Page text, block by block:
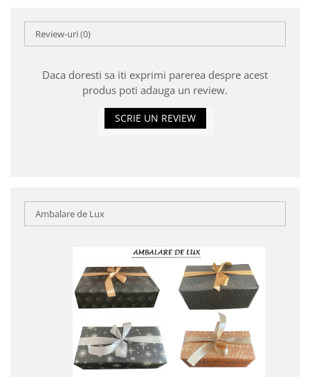
Review-uri(0)
Daca doresti sa iti exprimi parerea despre acest
produs poti adauga un review.
SCRIE UN REVIEW
Ambalare de Lux